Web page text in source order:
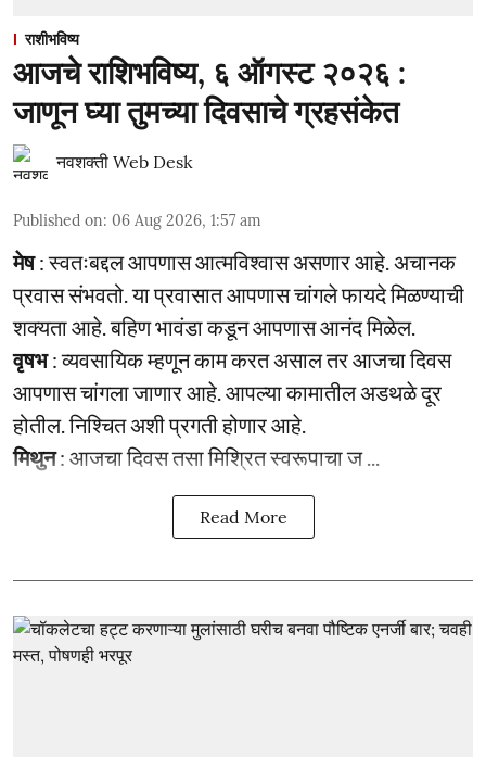
राशीभविष्य
आजचे राशिभविष्य, ६ ऑगस्ट २०२६ :
जाणून घ्या तुमच्या दिवसाचे ग्रहसंकेत
नवशक्ती Web Desk
Published on: 06 Aug 2026, 1:57 am
मेष: स्वतःबद्दल आपणास आत्मविश्वास असणार आहे. अचानक
प्रवास संभवतो. या प्रवासात आपणास चांगले फायदे मिळण्याची
शक्यता आहे. बहिण भावंडा कडून आपणास आनंद मिळेल.
वृषभ: व्यवसायिक म्हणून काम करत असाल तर आजचा दिवस
आपणास चांगला जाणार आहे. आपल्या कामातील अडथळे दूर
होतील. निश्चित अशी प्रगती होणार आहे.
मिथुन: आजचा दिवस तसा मिश्रित स्वरूपाचा ज ...
Read More